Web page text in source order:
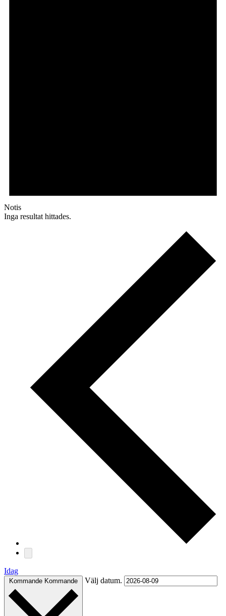
Notis
Inga resultat hittades.
Idag
Kommande Kommande Välj datum.